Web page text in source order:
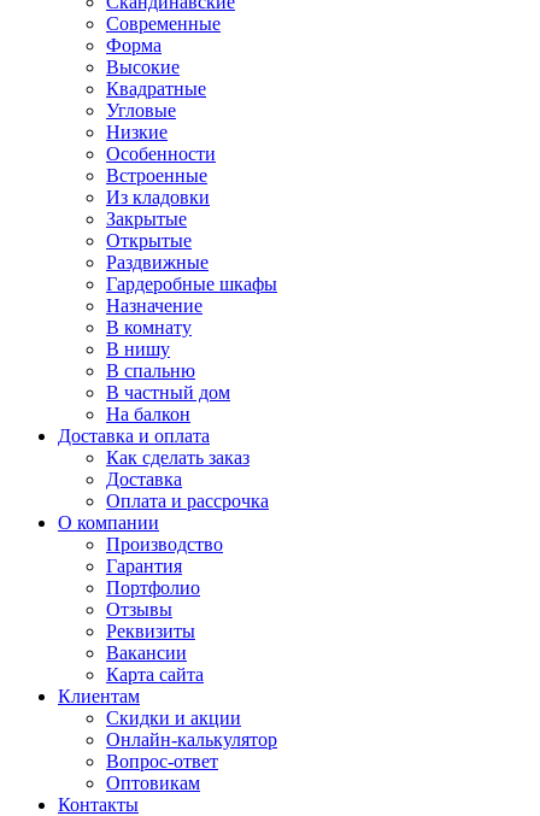
Современные
Форма
Высокие
Квадратные
Угловые
Низкие
Особенности
Встроенные
Из кладовки
Закрытые
Открытые
Раздвижные
Гардеробные шкафы
Назначение
В комнату
В нишу
В спальню
В частный дом
На балкон
Доставка и оплата
Как сделать заказ
Доставка
Оплата и рассрочка
О компании
Производство
Гарантия
Портфолио
Отзывы
Реквизиты
Вакансии
Карта сайта
Клиентам
Скидки и акции
Онлайн-калькулятор
Вопрос-ответ
Оптовикам
Контакты